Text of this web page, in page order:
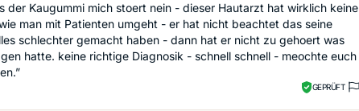
der Kaugummi mich stoert nein - dieser Hautarzt hat wirklich keine
man mit Patienten umgeht - er hat nicht beachtet das seine
schlechter gemacht haben - dann hat er nicht zu gehoert was
hatte. keine richtige Diagnosik - schnell schnell - meochte euch
GEPRÜFT